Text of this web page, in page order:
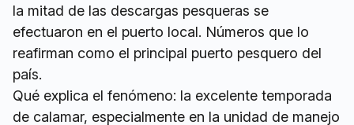
la mitad de las descargas pesqueras se
efectuaron en el puerto local. Números que lo
reafirman como el principal puerto pesquero del
país.
Qué explica el fenómeno: la excelente temporada
de calamar, especialmente en la unidad de manejo